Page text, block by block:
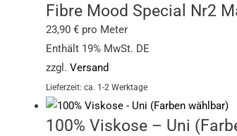
Fibre Mood Special Nr2
23,90 € pro Meter
Enthält 19% MwSt. DE
zzgl. Versand
Lieferzeit: ca. 1-2 Werktage
100% Viskose – Uni